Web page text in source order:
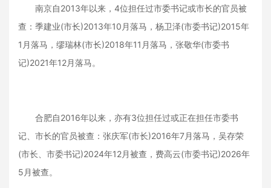
南京自2013年以来，4位担任过市委书记或市长的官员被
查：季建业(市长)2013年10月落马，杨卫泽(市委书记)2015年
1月落马，缪瑞林(市长)2018年11月落马，张敬华(市委书
记)2021年12月落马。
合肥自2016年以来，亦有3位担任过或正在担任市委书
记、市长的官员被查：张庆军(市长)2016年7月落马，吴存荣
(市长、市委书记)2024年12月被查，费高云(市委书记)2026年
5月被查。